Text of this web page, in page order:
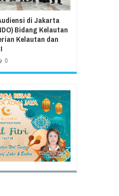
di Jakarta
Bidang Kelautan
Kelautan dan
0